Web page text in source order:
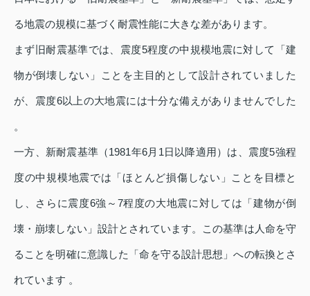
る地震の規模に基づく耐震性能に大きな差があります。
まず旧耐震基準では、震度5程度の中規模地震に対して「建
物が倒壊しない」ことを主目的として設計されていました
が、震度6以上の大地震には十分な備えがありませんでした
。
一方、新耐震基準（1981年6月1日以降適用）は、震度5強程
度の中規模地震では「ほとんど損傷しない」ことを目標と
し、さらに震度6強～7程度の大地震に対しては「建物が倒
壊・崩壊しない」設計とされています。この基準は人命を守
ることを明確に意識した「命を守る設計思想」への転換とさ
れています 。